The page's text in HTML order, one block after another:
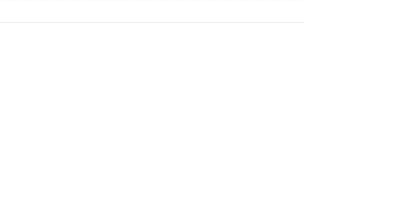
ศึก 'วอลเลย์บอลนักเรียน แชมป์